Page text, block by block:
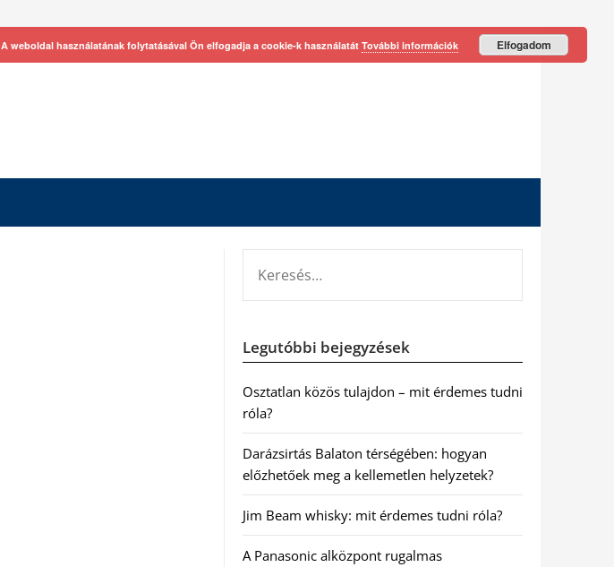
Legutóbbi bejegyzések
Osztatlan közös tulajdon – mit érdemes tudni
róla?
Darázsirtás Balaton térségében: hogyan
előzhetőek meg a kellemetlen helyzetek?
Jim Beam whisky: mit érdemes tudni róla?
A Panasonic alközpont rugalmas
A weboldal használatának folytatásával Ön elfogadja a cookie-k használatát További információk Elfogadom